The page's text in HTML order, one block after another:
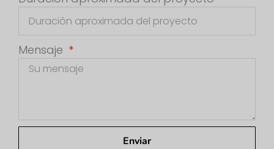
Mensaje
Enviar